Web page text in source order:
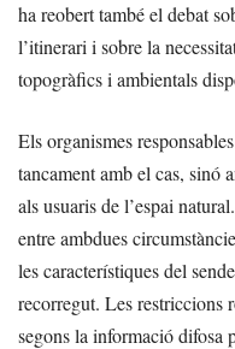
ha reobert també el debat
l’itinerari i sobre la
topogràfics i ambientals
Els organismes
tancament amb el cas, sinó
als usuaris de l’espai
entre ambdues
les característiques del
recorregut. Les restriccions
segons la informació difosa